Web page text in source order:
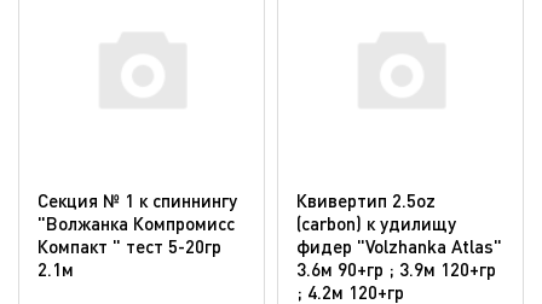
Секция № 1 к спиннингу
"Волжанка Компромисс
Компакт " тест 5-20гр
2.1м
Квивертип 2.5oz
(carbon) к удилищу
фидер "Volzhanka Atlas"
3.6м 90+гр ; 3.9м 120+гр
; 4.2м 120+гр